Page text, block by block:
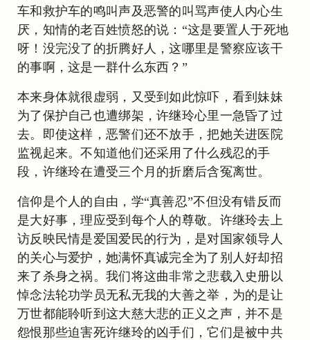
车和救护车的鸣叫声及恶警的叫骂声使人内心生
厌，知情的老百姓愤怒的说：“这是要置人于死地
呀！没完没了的折腾好人，这哪里是警察应该干
的事啊，这是一群什么东西？”
本来身体就很虚弱，又受到如此惊吓，看到妹妹
为了保护自己也遭绑架，许继玲心里一急昏了过
去。即使这样，恶警们还不放手，把她关进医院
监视起来。不知道他们还采用了什么残忍的手
段，许继玲在遭受三个月的折磨后含冤离世。
信仰是个人的自由，学“真善忍”不但没有错反而
是大好事，理应受到每个人的尊敬。许继玲去上
访反映民情是爱国爱民的行为，是对国家领导人
的关心与爱护，她满怀真诚完全为了别人好却招
来了杀身之祸。我们将这曲非常之悲载入史册以
悼念法轮功学员无私无我的大善之举，为的是让
万世都能聆听到这大慈大悲的正义之声，并不是
怨恨那些迫害死许继玲的凶手们，它们是被中共